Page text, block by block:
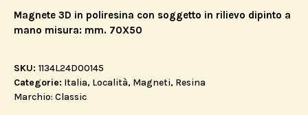
Magnete 3D in poliresina con soggetto in rilievo dipinto a
mano misura: mm. 70X50
SKU: 1134L24D00145
Categorie: Italia, Località, Magneti, Resina
Marchio: Classic